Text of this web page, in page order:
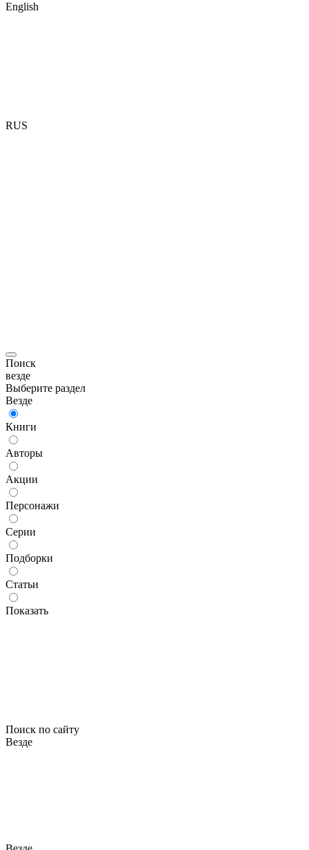
English
RUS
Поиск
везде
Выберите раздел
Везде
Книги
Авторы
Акции
Персонажи
Серии
Подборки
Статьи
Показать
Поиск по сайту
Везде